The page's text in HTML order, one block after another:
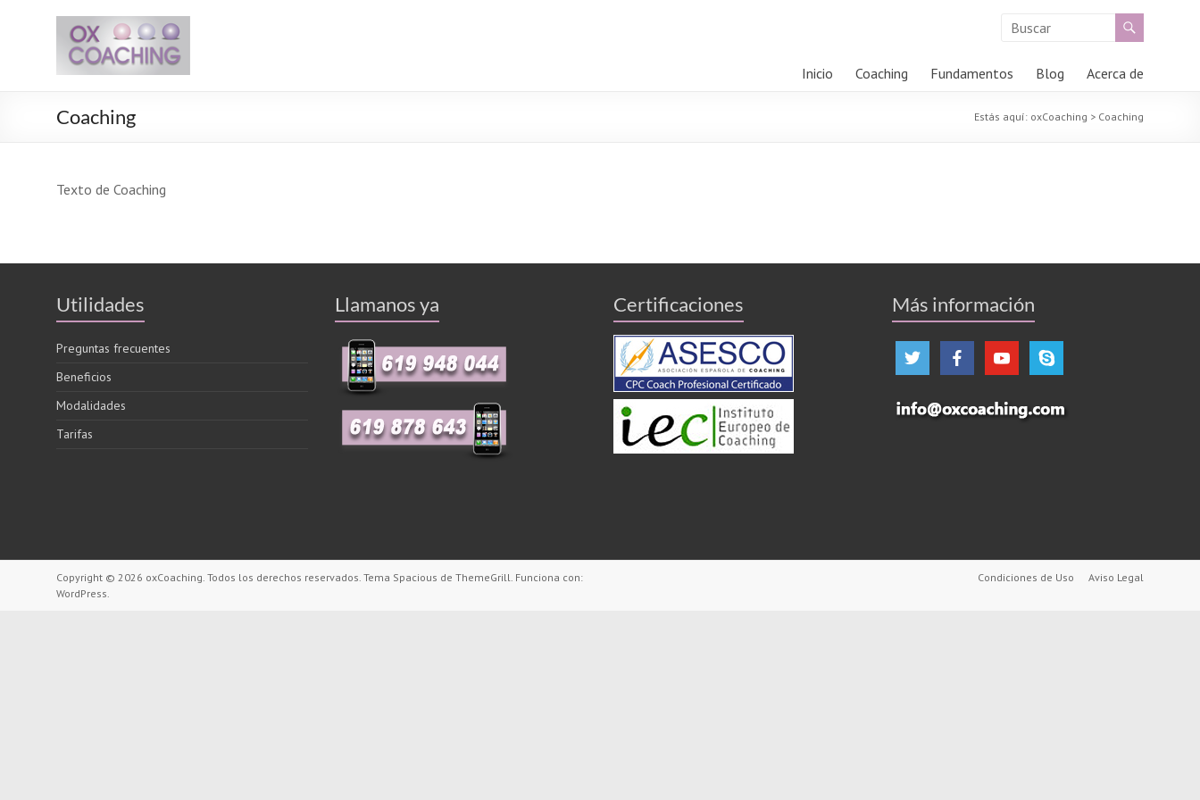
oxCoaching
Llamanos
948
Inicio Coaching Fundamentos Blog Acerca de
Coaching Estás aquí: oxCoaching > Coaching
Texto de Coaching
Utilidades
Preguntas frecuentes
Beneficios
Modalidades
Tarifas
Llamanos ya Certificaciones Más información
Copyright © 2026 oxCoaching. Todos los derechos reservados. Tema Spacious de ThemeGrill. Funciona con:
WordPress.
Condiciones de Uso Aviso Legal